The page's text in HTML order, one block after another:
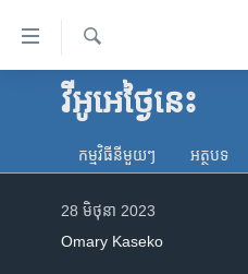
ទៅ​
គេហទំព័រ​
ទាក់ទង
និង​អាមេរិក
ស្វែង​
រក
វីអូអេថ្ងៃនេះ
កម្មវិធី​នីមួយៗ អត្ថបទ​
28 មិថុនា 2023
Omary Kaseko